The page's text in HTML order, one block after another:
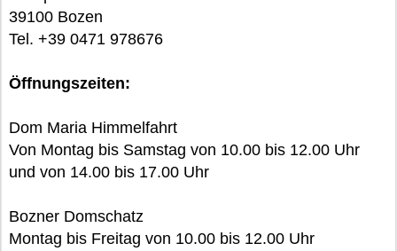
39100 Bozen
Tel. +39 0471 978676
Öffnungszeiten:
Dom Maria Himmelfahrt
Von Montag bis Samstag von 10.00 bis 12.00 Uhr
und von 14.00 bis 17.00 Uhr
Bozner Domschatz
Montag bis Freitag von 10.00 bis 12.00 Uhr